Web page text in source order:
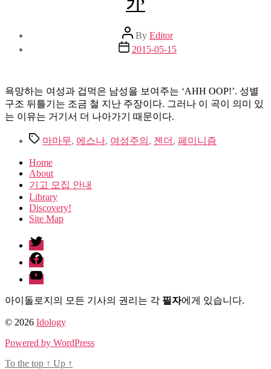
기’
Post
author
By Editor
Post
date
2015-05-15
욕망하는 여성과 겁먹은 남성을 보여주는 ‘AHH OOP!’. 성별
구조 뒤틀기는 조금 철 지난 주장이다. 그러나 이 곡이 의미 있
는 이유는 거기서 더 나아가기 때문이다.
Tags마마무, 에스나, 여성주의 , 젠더 , 페미니즘
Home
About
기고 모집 안내
Library
Discovery!
Site Map
twitter
facebook
Youtube
아이돌로지의 모든 기사의 권리는 각 필자에게 있습니다.
© 2026 Idology
Powered by WordPress
To the top ↑ Up ↑